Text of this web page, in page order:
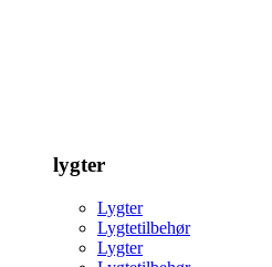
lygter
Lygter
Lygtetilbehør
Lygter